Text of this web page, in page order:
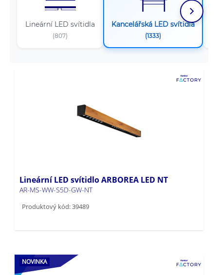
Lineární LED svítidla
(807)
Kancelářská LED svítidla
(1333)
Lineární LED svítidlo ARBOREA LED NT
AR-MS-WW-S5D-GW-NT
Produktový kód: 39489
NOVINKA